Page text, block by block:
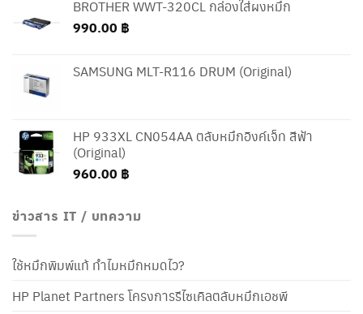
BROTHER WWT-320CL กล่องใส่ผงหมึก
990.00 ฿
SAMSUNG MLT-R116 DRUM (Original)
HP 933XL CN054AA ตลับหมึกอิงค์เจ็ท สีฟ้า
(Original)
960.00 ฿
ข่าวสาร IT / บทความ
ใช้หมึกพิมพ์แท้ ทำไมหมึกหมดไว?
HP Planet Partners โครงการรีไซเคิลตลับหมึกเอชพี